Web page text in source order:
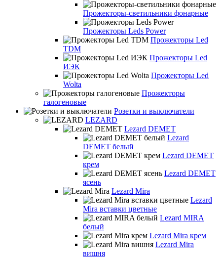
Прожекторы-светильники фонарные
Прожекторы Leds Power
Прожекторы Led
TDM
Прожекторы Led
ИЭК
Прожекторы Led
Wolta
Прожекторы
галогеновые
Розетки и выключатели
LEZARD
Lezard DEMET
Lezard
DEMET белый
Lezard DEMET
крем
Lezard DEMET
ясень
Lezard Mira
Lezard
Mira вставки цветные
Lezard MIRA
белый
Lezard Mira крем
Lezard Mira
вишня